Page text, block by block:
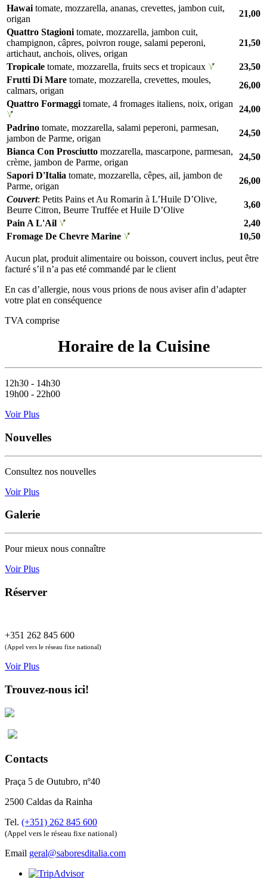
Hawai tomate, mozzarella, ananas, crevettes, jambon cuit,
origan
21,00
Quattro Stagioni tomate, mozzarella, jambon cuit,
champignon, câpres, poivron rouge, salami peperoni,
artichaut, anchois, olives, origan
21,50
Tropicale tomate, mozzarella, fruits secs et tropicaux
23,50
Frutti Di Mare tomate, mozzarella, crevettes, moules,
calmars, origan
26,00
Quattro Formaggi tomate, 4 fromages italiens, noix, origan
24,00
Padrino tomate, mozzarella, salami peperoni, parmesan,
jambon de Parme, origan
24,50
Bianca Con Prosciutto mozzarella, mascarpone, parmesan,
crème, jambon de Parme, origan
24,50
Sapori D'Italia tomate, mozzarella, cêpes, ail, jambon de
Parme, origan
26,00
Couvert: Petits Pains et Au Romarin à L’Huile D’Olive,
Beurre Citron, Beurre Truffée et Huile D’Olive
3,60
Pain A L'Ail
2,40
Fromage De Chevre Marine
10,50
Aucun plat, produit alimentaire ou boisson, couvert inclus, peut être
facturé s’il n’a pas eté commandé par le client
En cas d’allergie, nous vous prions de nous aviser afin d’adapter
votre plat en conséquence
TVA comprise
Horaire de la Cuisine
12h30 - 14h30
19h00 - 22h00
Voir Plus
Nouvelles
Consultez nos nouvelles
Voir Plus
Galerie
Pour mieux nous connaître
Voir Plus
Réserver
+351 262 845 600
(Appel vers le réseau fixe national)
Voir Plus
Trouvez-nous ici!
Contacts
Praça 5 de Outubro, nº40
2500 Caldas da Rainha
Tel. (+351) 262 845 600
(Appel vers le réseau fixe national)
Email geral@saboresditalia.com